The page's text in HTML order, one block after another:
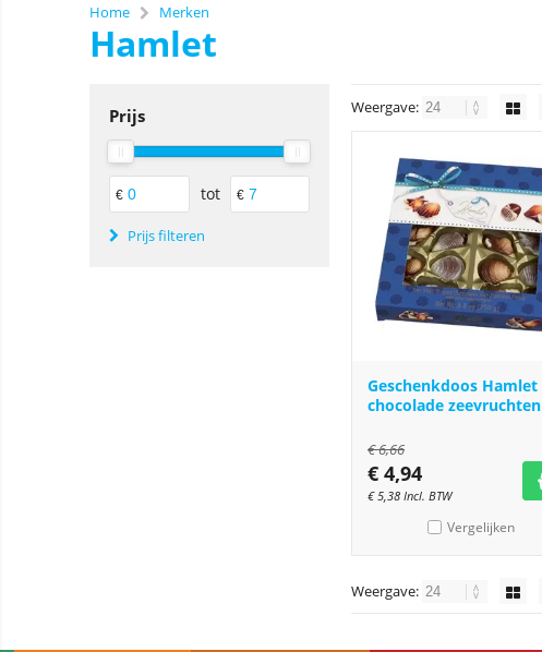
Home Merken
Hamlet
Prijs
€ tot €
Prijs filteren
Weergave:
Geschenkdoos Hamlet
chocolade zeevruchten
€6,66
€ 4,94
€ 5,38 Incl. BTW
Vergelijken
Weergave: